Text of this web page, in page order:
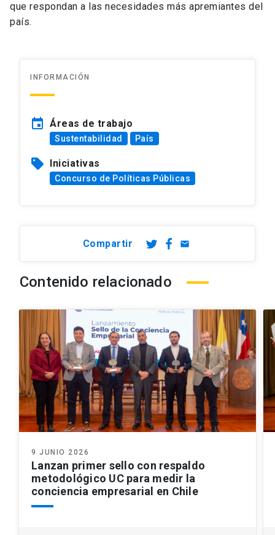
que respondan a las necesidades más apremiantes del
país.
INFORMACIÓN
event Áreas de trabajo
Sustentabilidad País
sell Iniciativas
Concurso de Políticas Públicas
Compartir email
Contenido relacionado
9 JUNIO 2026
Lanzan primer sello con respaldo
metodológico UC para medir la
conciencia empresarial en Chile